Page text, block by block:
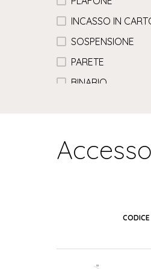
INCASSO IN
SOSPENSIONE
PARETE
BINARIO